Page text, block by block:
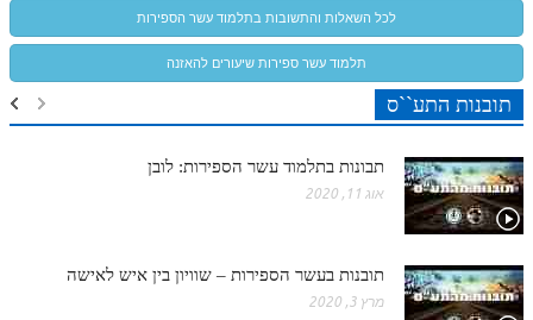
לאתר ספר הרב
דף היומי בזוהר הקדוש
לכל השאלות והתשובות בתלמוד עשר הספירות
תלמוד עשר ספירות שיעורים להאזנה
תובנות התע``ס
תבונות בתלמוד עשר הספירות: לובן
אוג 11, 2020
תובנות בעשר הספירות – שוויון בין איש לאישה
מרץ 3, 2020